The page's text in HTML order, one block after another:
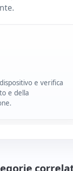
e verifica
e della